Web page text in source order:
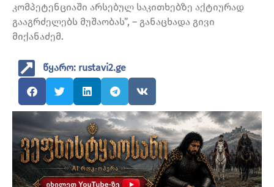
კომპეტენციაში არსებულ საკითხებზე აქტიურად
გააგრძელებს მუშაობას”, – განაცხადა გივი
მიქანაძემ.
წყარო: rustavi2.ge